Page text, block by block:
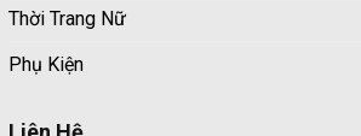
Thời Trang Nữ
Phụ Kiện